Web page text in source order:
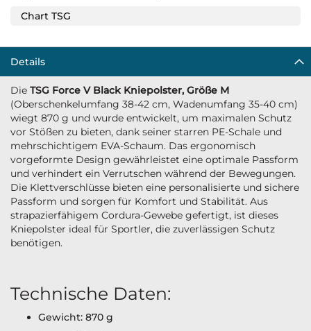
Chart TSG
Details
Die TSG Force V Black Kniepolster, Größe M
(Oberschenkelumfang 38-42 cm, Wadenumfang 35-40 cm)
wiegt 870 g und wurde entwickelt, um maximalen Schutz
vor Stößen zu bieten, dank seiner starren PE-Schale und
mehrschichtigem EVA-Schaum. Das ergonomisch
vorgeformte Design gewährleistet eine optimale Passform
und verhindert ein Verrutschen während der Bewegungen.
Die Klettverschlüsse bieten eine personalisierte und sichere
Passform und sorgen für Komfort und Stabilität. Aus
strapazierfähigem Cordura-Gewebe gefertigt, ist dieses
Kniepolster ideal für Sportler, die zuverlässigen Schutz
benötigen.
Technische Daten:
Gewicht: 870 g